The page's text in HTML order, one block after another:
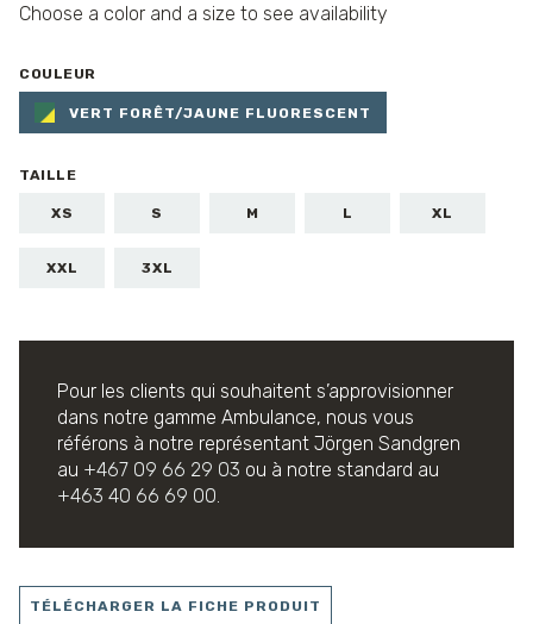
Choose a color and a size to see availability
COULEUR
VERT FORÊT/JAUNE FLUORESCENT
TAILLE
XS S M L XL
XXL 3XL
Pour les clients qui souhaitent s’approvisionner
dans notre gamme Ambulance, nous vous
référons à notre représentant Jörgen Sandgren
au +467 09 66 29 03 ou à notre standard au
+463 40 66 69 00.
TÉLÉCHARGER LA FICHE PRODUIT